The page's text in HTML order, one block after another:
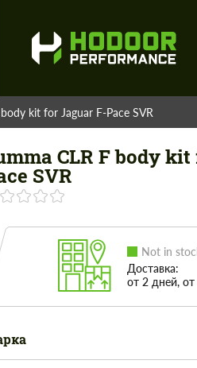
kit for Jaguar F-Pace SVR
CLR F body
SVR
Not in
Доставка:
от 2 дней,